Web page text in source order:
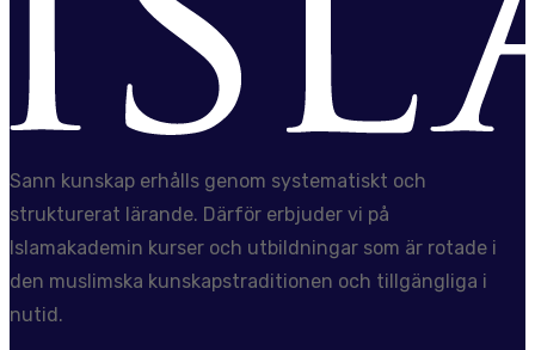
Sann kunskap erhålls genom systematiskt och
strukturerat lärande. Därför erbjuder vi på
Islamakademin kurser och utbildningar som är rotade i
den muslimska kunskapstraditionen och tillgängliga i
nutid.